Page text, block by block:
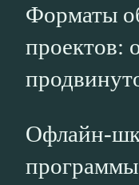
Форматы
проектов:
Офлайн-
программы